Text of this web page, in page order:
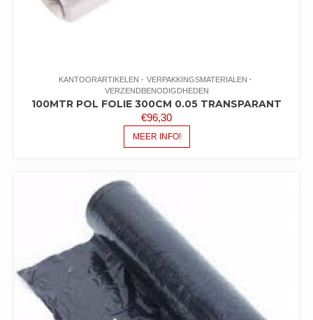
KANTOORARTIKELEN
VERPAKKINGSMATERIALEN
VERZENDBENODIGDHEDEN
100MTR POL FOLIE 300CM 0.05 TRANSPARANT
€96,30
MEER INFO!